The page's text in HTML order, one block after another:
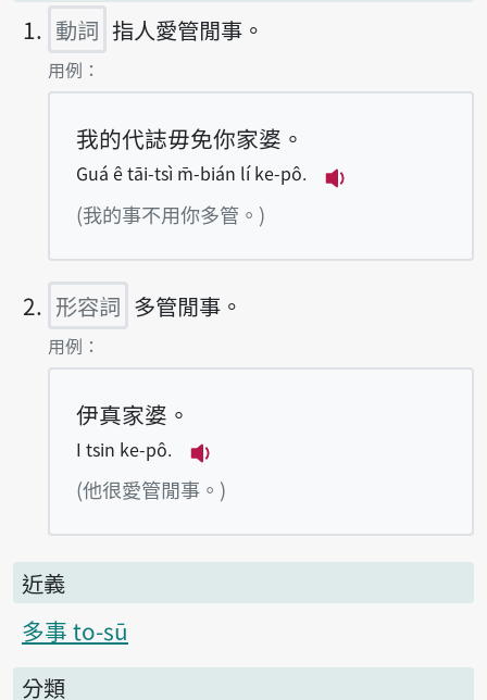
動詞 指人愛管閒事。
第1項釋義的
用例：
我的代誌毋免你家婆。
Guá ê tāi-tsì m̄-bián lí ke-pô.
(我的事不用你多管。)
形容詞 多管閒事。
第2項釋義的
用例：
伊真家婆。
I tsin ke-pô.
播放例句I tsin ke-pô.
(他很愛管閒事。)
近義
多事 to-sū
分類